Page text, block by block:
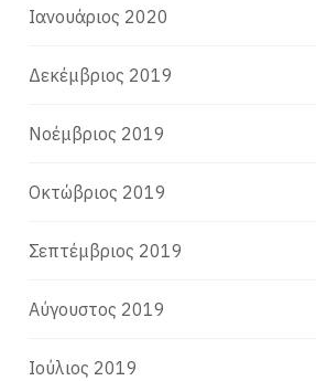
Ιανουάριος 2020
Δεκέμβριος 2019
Νοέμβριος 2019
Οκτώβριος 2019
Σεπτέμβριος 2019
Αύγουστος 2019
Ιούλιος 2019